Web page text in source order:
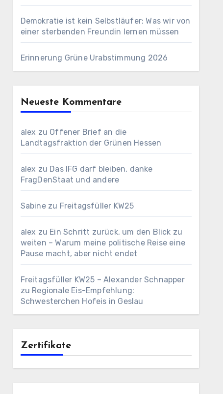
Demokratie ist kein Selbstläufer: Was wir von
einer sterbenden Freundin lernen müssen
Erinnerung Grüne Urabstimmung 2026
Neueste Kommentare
alex zu Offener Brief an die
Landtagsfraktion der Grünen Hessen
alex zu Das IFG darf bleiben, danke
FragDenStaat und andere
Sabinezu Freitagsfüller KW25
alex zu Ein Schritt zurück, um den Blick zu
weiten – Warum meine politische Reise eine
Pause macht, aber nicht endet
Freitagsfüller KW25 – Alexander Schnapper
zu Regionale Eis-Empfehlung:
Schwesterchen Hofeis in Geslau
Zertifikate